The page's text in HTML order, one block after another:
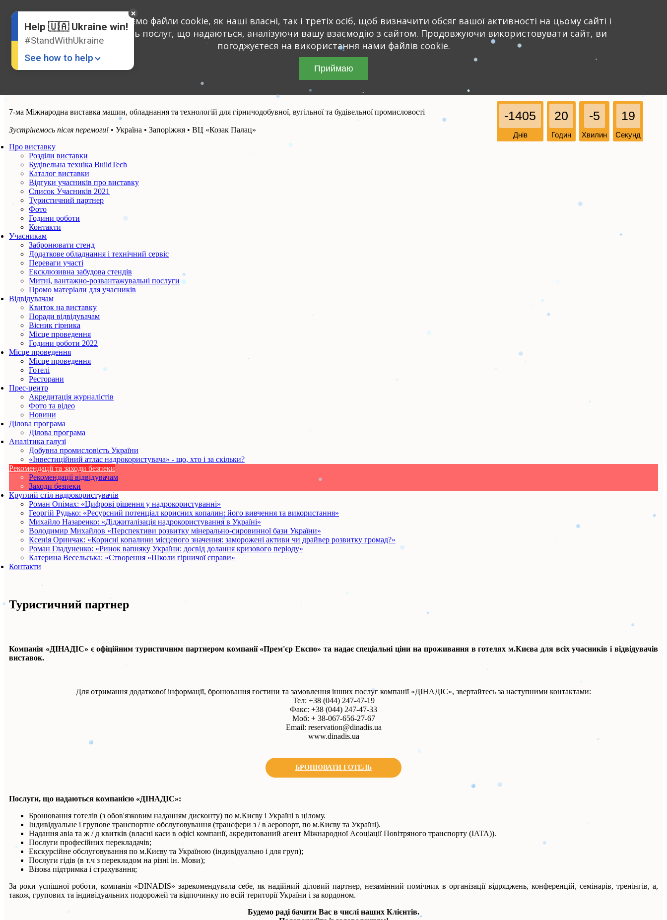
English
Russian
Ukrainian
-1405
Днів
20
Годин
-5
Хвилин
19
Секунд
7-ма Міжнародна виставка машин, обладнання та технологій для гірничодобувної, вугільної та будівельної промисловості
Зустрінемось після перемоги! • Україна • Запоріжжя • ВЦ «Козак Палац»
Про виставку
Розділи виставки
Будівельна техніка BuildTech
Каталог виставки
Відгуки учасників про виставку
Список Учасників 2021
Туристичний партнер
Фото
Години роботи
Контакти
Учасникам
Забронювати стенд
Додаткове обладнання і технічний сервіс
Переваги участі
Ексклюзивна забудова стендів
Митні, вантажно-розвантажувальні послуги
Промо матеріали для учасників
Відвідувачам
Квиток на виставку
Поради відвідувачам
Вісник гірника
Місце проведення
Години роботи 2022
Місце проведення
Місце проведення
Готелі
Ресторани
Прес-центр
Акредитація журналістів
Фото та відео
Новини
Ділова програма
Ділова програма
Аналітика галузі
Добувна промисловість України
«Інвестиційний атлас надрокористувача» - що, хто і за скільки?
Рекомендації та заходи безпеки
Рекомендації відвідувачам
Заходи безпеки
Круглий стіл надрокористувачів
Роман Опімах: «Цифрові рішення у надрокористуванні»
Георгій Рудько: «Ресурсний потенціал корисних копалин: його вивчення та використання»
Михайло Назаренко: «Діджиталізація надрокористування в Україні»
Володимир Михайлов «Перспективи розвитку мінерально-сировинної бази України»
Ксенія Оринчак: «Корисні копалини місцевого значення: заморожені активи чи драйвер розвитку громад?»
Роман Гладуненко: «Ринок вапняку України: досвід долання кризового періоду»
Катерина Весельська: «Створення «Школи гірничої справи»
Контакти
Туристичний партнер
Компанія «ДІНАДІС» є офіційним туристичним партнером компанії «Прем'єр Експо» та надає спеціальні ціни на проживання в готелях м.Києва для всіх учасників і відвідувачів
виставок.
Для отримання додаткової інформації, бронювання гостини та замовлення інших послуг компанії «ДІНАДІС», звертайтесь за наступними контактами:
Тел: +38 (044) 247-47-19
Факс: +38 (044) 247-47-33
Моб: + 38-067-656-27-67
Email: reservation@dinadis.ua
www.dinadis.ua
БРОНЮВАТИ ГОТЕЛЬ
Послуги, що надаються компанією «ДІНАДІС»:
Бронювання готелів (з обов'язковим наданням дисконту) по м.Києву і Україні в цілому.
Індивідуальне і групове транспортне обслуговування (трансфери з / в аеропорт, по м.Києву та Україні).
Надання авіа та ж / д квитків (власні каси в офісі компанії, акредитований агент Міжнародної Асоціації Повітряного транспорту (ІATA)).
Послуги професійних перекладачів;
Екскурсійне обслуговування по м.Києву та Україною (індивідуально і для груп);
Послуги гідів (в т.ч з перекладом на різні ін. Мови);
Візова підтримка і страхування;
За роки успішної роботи, компанія «DINADIS» зарекомендувала себе, як надійний діловий партнер, незамінний помічник в організації відряджень, конференцій, семінарів, тренінгів, а,
також, групових та індивідуальних подорожей та відпочинку по всій території України і за кордоном.
Будемо раді бачити Вас в числі наших Клієнтів.
Help 🇺🇦 Ukraine win!
#StandWithUkraine
See how to help
Donate
Support Ukraine
Share this widget
Ми використовуємо файли cookie, як наші власні, так і третіх осіб, щоб визначити обсяг вашої активності на цьому сайті і
поліпшити якість послуг, що надаються, аналізуючи вашу взаємодію з сайтом. Продовжуючи використовувати сайт, ви
погоджуєтеся на використання нами файлів cookie.
Приймаю